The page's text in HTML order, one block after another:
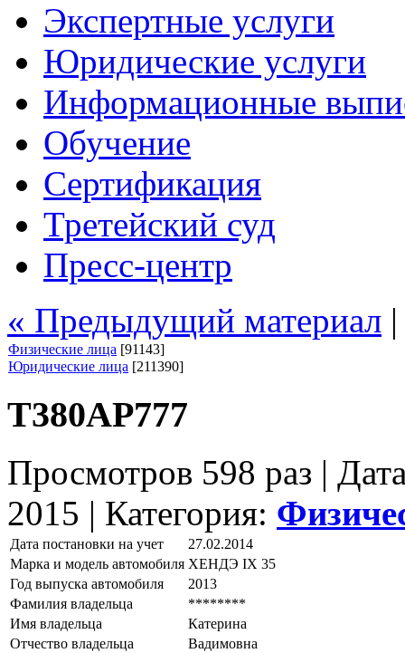
Экспертные услуги
Юридические услуги
Информационные
Обучение
Сертификация
Третейский суд
Пресс-центр
« Предыдущий материал
Физические лица [91143]
Юридические лица [211390]
Т380АР777
Просмотров 598 раз |
2015 | Категория:
Дата постановки на учет
27.02.2014
Марка и модель автомобиля ХЕНДЭ IХ 35
Год выпуска автомобиля
2013
Фамилия владельца
********
Имя владельца
Катерина
Отчество владельца
Вадимовна